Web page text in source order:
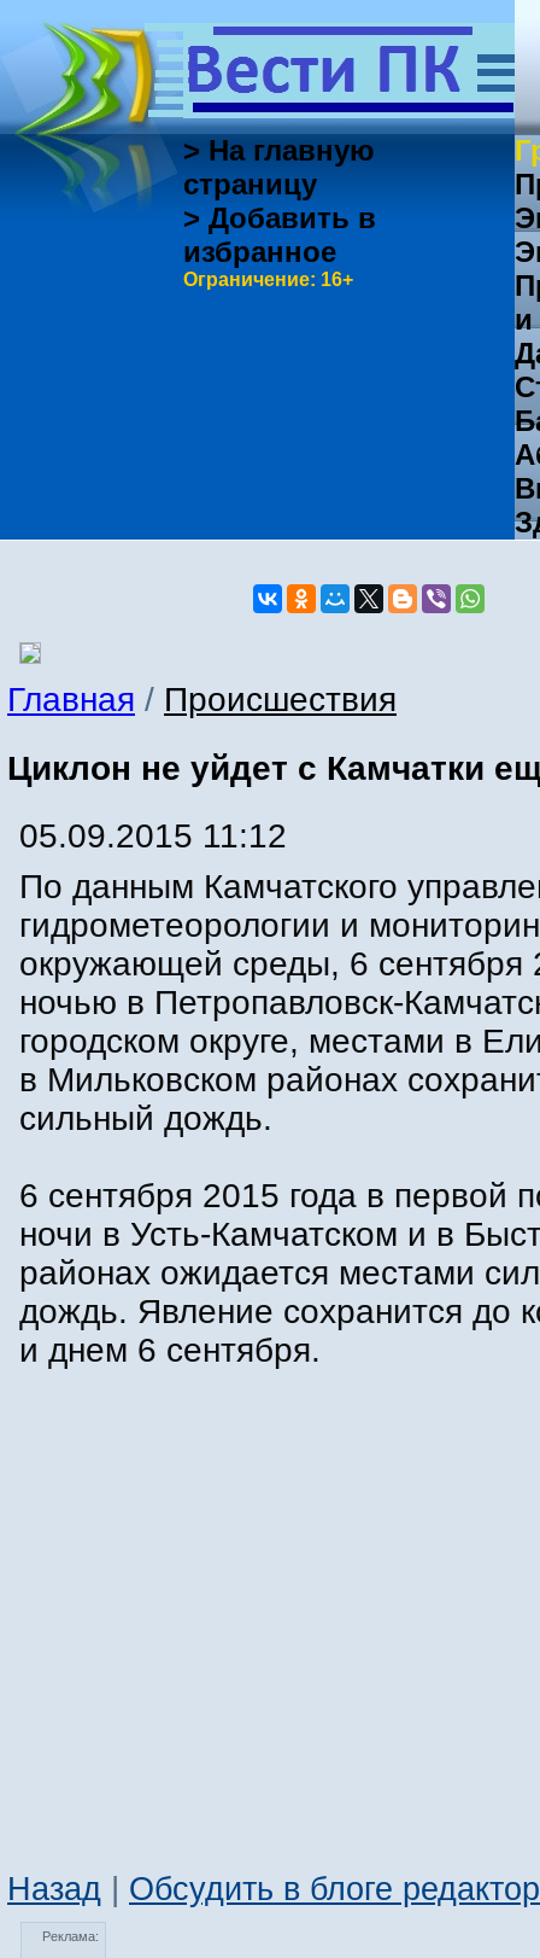
> На главную
страницу
> Добавить в
избранное
Ограничение: 16+
Главная / Происшествия
Циклон не уйдет с Камчатки
05.09.2015 11:12
По данным Камчатского
гидрометеорологии и
окружающей среды, 6 сентября
ночью в Петропавловск-
городском округе, местами в
в Мильковском районах
сильный дождь.
6 сентября 2015 года в первой
ночи в Усть-Камчатском и в
районах ожидается местами
дождь. Явление сохранится до
и днем 6 сентября.
Назад | Обсудить в блоге
Реклама: